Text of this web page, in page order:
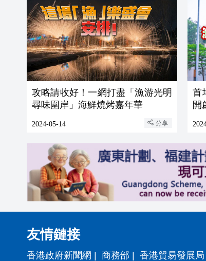
攻略請收好！一網打盡「漁游光明
尋味圍岸」海鮮燒烤嘉年華
2024-05-14 分享
首
開
友情鏈接
香港政府新聞網 | 商務部 | 香港貿易發展局